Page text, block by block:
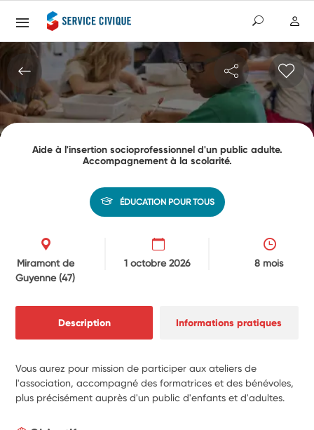
Aide à l'insertion socioprofessionnel d'un public adulte.
Accompagnement à la scolarité.
ÉDUCATION POUR TOUS
Miramont de
Guyenne(47)
1 octobre 2026 8 mois
Description Informations pratiques
Vous aurez pour mission de participer aux ateliers de
l'association, accompagné des formatrices et des bénévoles,
plus précisément auprès d'un public d'enfants et d'adultes.